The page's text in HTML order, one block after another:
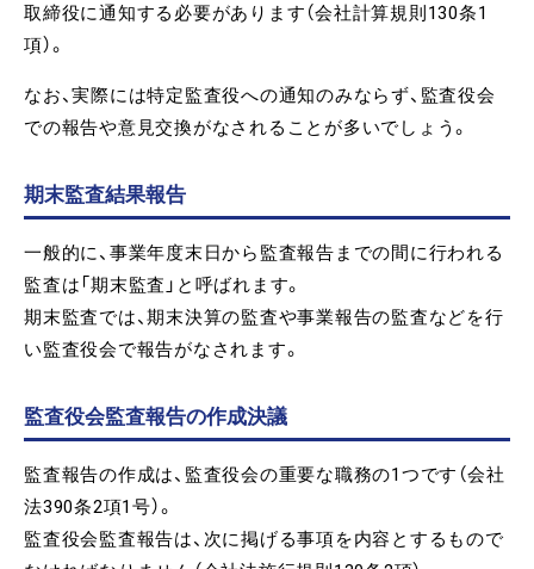
取締役に通知する必要があります（会社計算規則130条1
項）。
なお、実際には特定監査役への通知のみならず、監査役会
での報告や意見交換がなされることが多いでしょう。
期末監査結果報告
一般的に、事業年度末日から監査報告までの間に行われる
監査は「期末監査」と呼ばれます。
期末監査では、期末決算の監査や事業報告の監査などを行
い監査役会で報告がなされます。
監査役会監査報告の作成決議
監査報告の作成は、監査役会の重要な職務の1つです（会社
法390条2項1号）。
監査役会監査報告は、次に掲げる事項を内容とするもので